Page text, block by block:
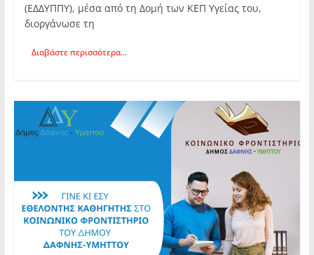
(ΕΔΔΥΠΠΥ), μέσα από τη Δομή των ΚΕΠ Υγείας του,
διοργάνωσε τη
Διαβάστε περισσότερα...